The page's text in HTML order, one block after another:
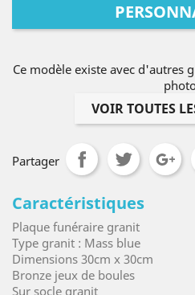
Ce modèle existe avec d'autres
VOIR TOUTES
Partager
Caractéristiques
Plaque funéraire granit
Type granit : Mass blue
Dimensions 30cm x 30cm
Bronze jeux de boules
Sur socle granit